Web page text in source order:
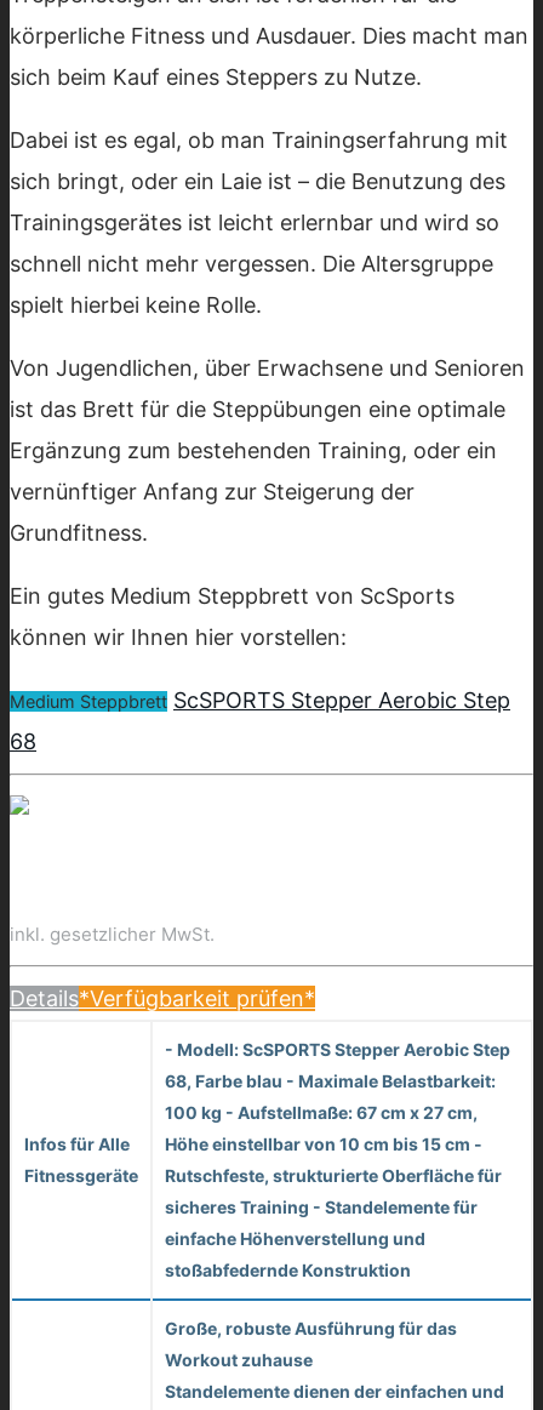
körperliche Fitness und Ausdauer. Dies macht man
sich beim Kauf eines Steppers zu Nutze.
Dabei ist es egal, ob man Trainingserfahrung mit
sich bringt, oder ein Laie ist – die Benutzung des
Trainingsgerätes ist leicht erlernbar und wird so
schnell nicht mehr vergessen. Die Altersgruppe
spielt hierbei keine Rolle.
Von Jugendlichen, über Erwachsene und Senioren
ist das Brett für die Steppübungen eine optimale
Ergänzung zum bestehenden Training, oder ein
vernünftiger Anfang zur Steigerung der
Grundfitness.
Ein gutes Medium Steppbrett von ScSports
können wir Ihnen hier vorstellen:
Medium Steppbrett ScSPORTS Stepper Aerobic Step
68
inkl. gesetzlicher MwSt.
Details*Verfügbarkeit prüfen*
Infos für Alle
Fitnessgeräte
- Modell: ScSPORTS Stepper Aerobic Step
68, Farbe blau - Maximale Belastbarkeit:
100 kg - Aufstellmaße: 67 cm x 27 cm,
Höhe einstellbar von 10 cm bis 15 cm -
Rutschfeste, strukturierte Oberfläche für
sicheres Training - Standelemente für
einfache Höhenverstellung und
stoßabfedernde Konstruktion
Große, robuste Ausführung für das
Workout zuhause
Standelemente dienen der einfachen und